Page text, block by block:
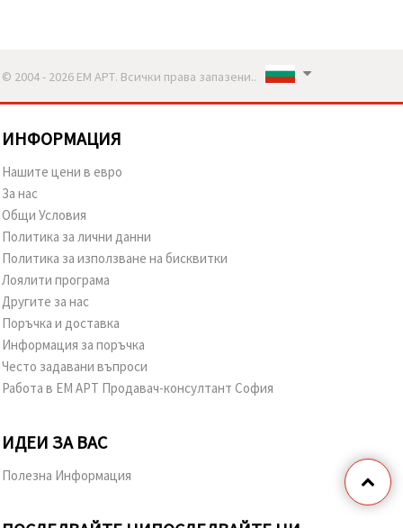
© 2004 - 2026 ЕМ АРТ. Всички права запазени..
ИНФОРМАЦИЯ
Нашите цени в евро
За нас
Общи Условия
Политика за лични данни
Политика за използване на бисквитки
Лоялити програма
Другите за нас
Поръчка и доставка
Информация за поръчка
Често задавани въпроси
Работа в ЕМ АРТ Продавач-консултант София
ИДЕИ ЗА ВАС
Полезна Информация